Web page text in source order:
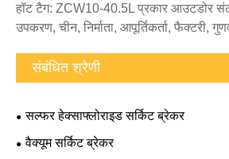
हॉट टैग: ZCW10-40.5L प्रकार आउटडोर
उपकरण, चीन, निर्माता, आपूर्तिकर्ता, फैक्टरी,
संबंधित श्रेणी
सल्फर हेक्साफ्लोराइड सर्किट ब्रेकर
वैक्यूम सर्किट ब्रेकर